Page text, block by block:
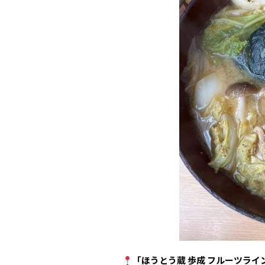
「ほうとう蔵 歩成 フルーツライ